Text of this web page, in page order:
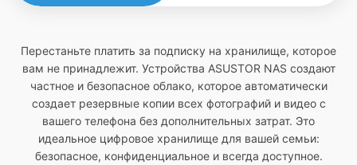
Перестаньте платить за подписку на хранилище, которое
вам не принадлежит. Устройства ASUSTOR NAS создают
частное и безопасное облако, которое автоматически
создает резервные копии всех фотографий и видео с
вашего телефона без дополнительных затрат. Это
идеальное цифровое хранилище для вашей семьи:
безопасное, конфиденциальное и всегда доступное.